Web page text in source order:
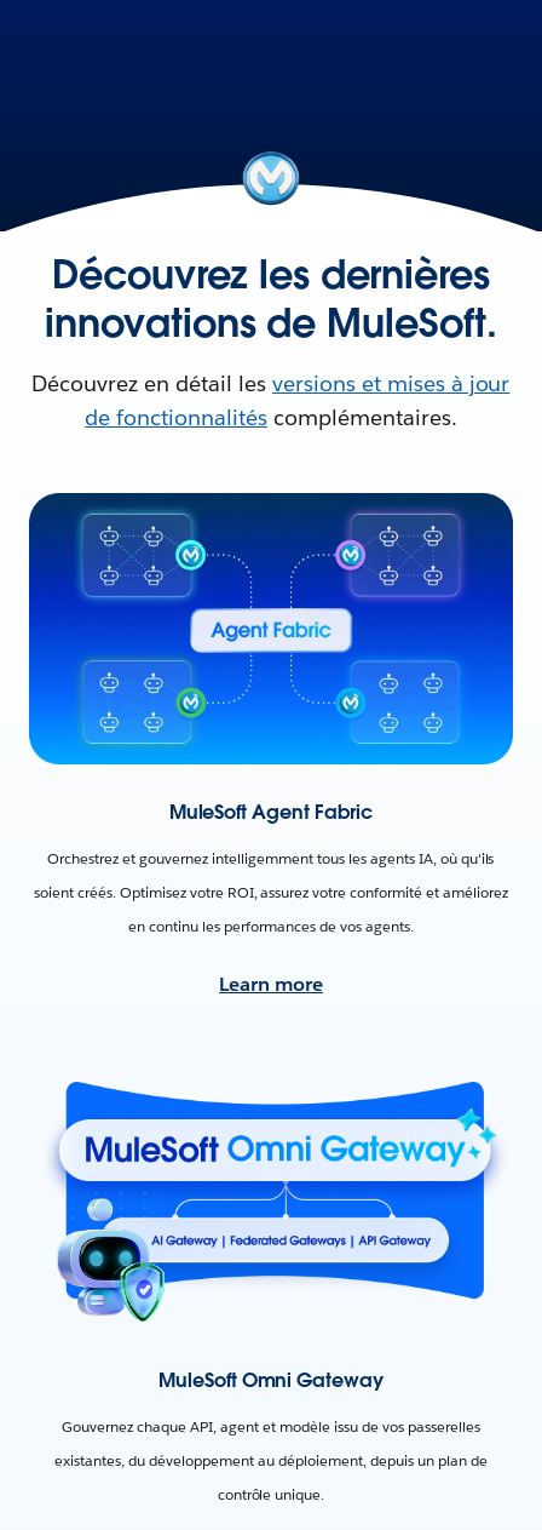
Découvrez les dernières
innovations de MuleSoft.
Découvrez en détail les versions et mises à jour
de fonctionnalitéscomplémentaires.
MuleSoft Agent Fabric
Orchestrez et gouvernez intelligemment tous les agents IA, où qu'ils
soient créés. Optimisez votre ROI, assurez votre conformité et améliorez
en continu les performances de vos agents.
Learn more
MuleSoft Omni Gateway
Gouvernez chaque API, agent et modèle issu de vos passerelles
existantes, du développement au déploiement, depuis un plan de
contrôle unique.